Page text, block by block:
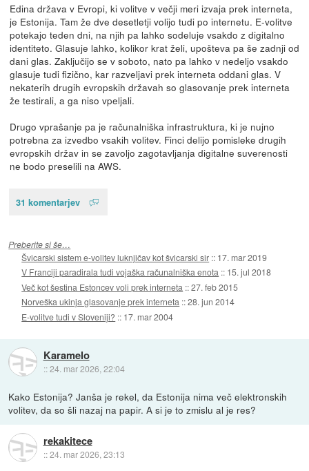
Edina država v Evropi, ki volitve v večji meri izvaja prek interneta,
je Estonija. Tam že dve desetletji volijo tudi po internetu. E-volitve
potekajo teden dni, na njih pa lahko sodeluje vsakdo z digitalno
identiteto. Glasuje lahko, kolikor krat želi, upošteva pa še zadnji od
dani glas. Zaključijo se v soboto, nato pa lahko v nedeljo vsakdo
glasuje tudi fizično, kar razveljavi prek interneta oddani glas. V
nekaterih drugih evropskih državah so glasovanje prek interneta
že testirali, a ga niso vpeljali.
Drugo vprašanje pa je računalniška infrastruktura, ki je nujno
potrebna za izvedbo vsakih volitev. Finci delijo pomisleke drugih
evropskih držav in se zavoljo zagotavljanja digitalne suverenosti
ne bodo preselili na AWS.
31 komentarjev
Preberite si še…
Švicarski sistem e-volitev luknjičav kot švicarski sir :: 17. mar 2019
V Franciji paradirala tudi vojaška računalniška enota :: 15. jul 2018
Več kot šestina Estoncev voli prek interneta ::27. feb 2015
Norveška ukinja glasovanje prek interneta ::28. jun 2014
E-volitve tudi v Sloveniji? :: 17. mar 2004
Karamelo
::24. mar 2026, 22:04
Kako Estonija? Janša je rekel, da Estonija nima več elektronskih
volitev, da so šli nazaj na papir. A si je to zmislu al je res?
rekakitece
::24. mar 2026, 23:13